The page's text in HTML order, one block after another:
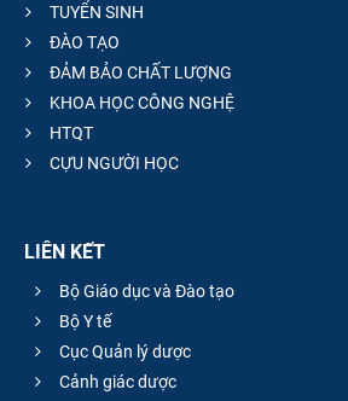
TUYỂN SINH
ĐÀO TẠO
ĐẢM BẢO CHẤT LƯỢNG
KHOA HỌC CÔNG NGHỆ
HTQT
CỰU NGƯỜI HỌC
LIÊN KẾT
Bộ Giáo dục và Đào tạo
Bộ Y tế
Cục Quản lý dược
Cảnh giác dược